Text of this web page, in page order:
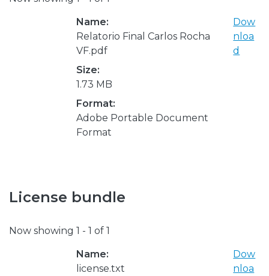
Name:
Relatorio Final Carlos Rocha
VF.pdf
Size:
1.73 MB
Format:
Adobe Portable Document
Format
Dow
nloa
d
License bundle
Now showing 1 - 1 of 1
Name:
license.txt
Dow
nloa